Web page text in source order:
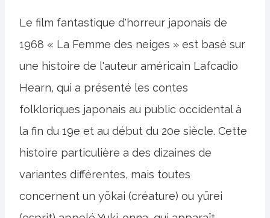
Le film fantastique d'horreur japonais de
1968 « La Femme des neiges » est basé sur
une histoire de l'auteur américain Lafcadio
Hearn, qui a présenté les contes
folkloriques japonais au public occidental à
la fin du 19e et au début du 20e siècle. Cette
histoire particulière a des dizaines de
variantes différentes, mais toutes
concernent un yōkai (créature) ou yūrei